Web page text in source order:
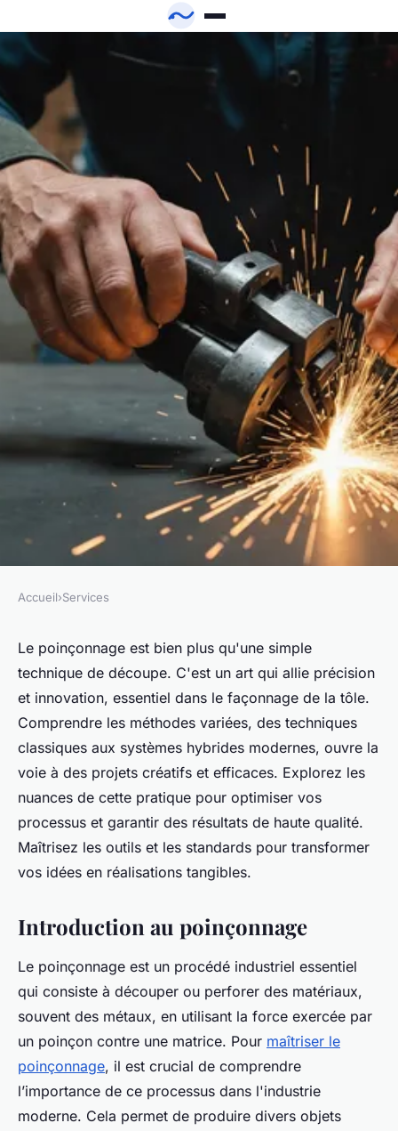
Poinçonnage : maîtrisez l'art
de la découpe de tôle
Marie•21 février 2025•3 min de lecture
Accueil›Services
Le poinçonnage est bien plus qu'une simple
technique de découpe. C'est un art qui allie précision
et innovation, essentiel dans le façonnage de la tôle.
Comprendre les méthodes variées, des techniques
classiques aux systèmes hybrides modernes, ouvre la
voie à des projets créatifs et efficaces. Explorez les
nuances de cette pratique pour optimiser vos
processus et garantir des résultats de haute qualité.
Maîtrisez les outils et les standards pour transformer
vos idées en réalisations tangibles.
Introduction au poinçonnage
Le poinçonnage est un procédé industriel essentiel
qui consiste à découper ou perforer des matériaux,
souvent des métaux, en utilisant la force exercée par
un poinçon contre une matrice. Pour maîtriser le
poinçonnage, il est crucial de comprendre
l’importance de ce processus dans l'industrie
moderne. Cela permet de produire divers objets